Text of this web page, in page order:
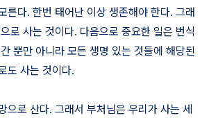
른다. 한번 태어난 이상 생존해야 한다. 그래
로 사는 것이다. 다음으로 중요한 일은 번식
뿐만 아니라 모든 생명 있는 것들에 해당된
도 사는 것이다.
으로 산다. 그래서 부처님은 우리가 사는 세